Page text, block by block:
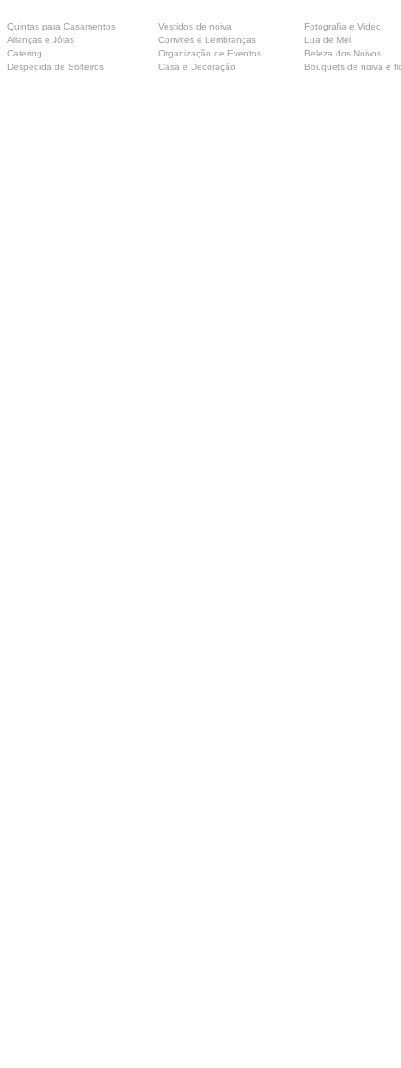
Quintas para Casamentos Vestidos de noiva
Fotografia e Video
Alianças e Jóias
Convites e Lembranças
Lua de Mel
Catering
Organização de Eventos
Beleza dos Noivos
Despedida de Solteiros
Casa e Decoração Bouquets de noiva e